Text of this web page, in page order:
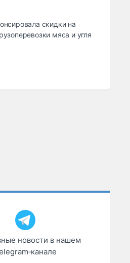
скидки на
мяса и угля
новости в нашем